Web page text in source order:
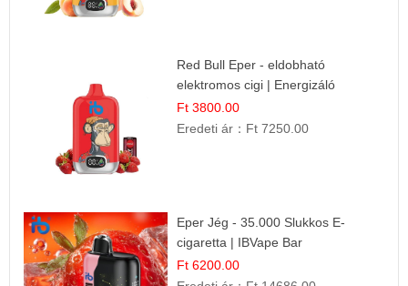
Red Bull Eper - eldobható
elektromos cigi | Energizáló
Gyümölcs Íz
Ft 3800.00
Eredeti ár： Ft 7250.00
Eper Jég - 35.000 Slukkos E-
cigaretta | IBVape Bar
Ft 6200.00